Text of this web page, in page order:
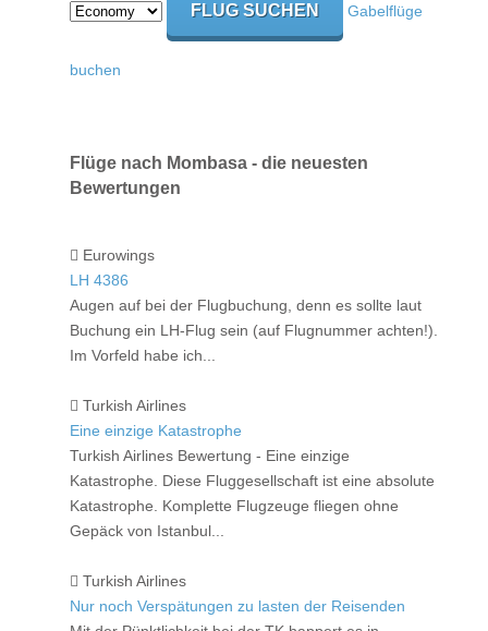
Gabelflüge
buchen
Flüge nach Mombasa - die neuesten
Bewertungen
Eurowings
LH 4386
Augen auf bei der Flugbuchung, denn es sollte laut
Buchung ein LH-Flug sein (auf Flugnummer achten!).
Im Vorfeld habe ich...
Turkish Airlines
Eine einzige Katastrophe
Turkish Airlines Bewertung - Eine einzige
Katastrophe. Diese Fluggesellschaft ist eine absolute
Katastrophe. Komplette Flugzeuge fliegen ohne
Gepäck von Istanbul...
Turkish Airlines
Nur noch Verspätungen zu lasten der Reisenden